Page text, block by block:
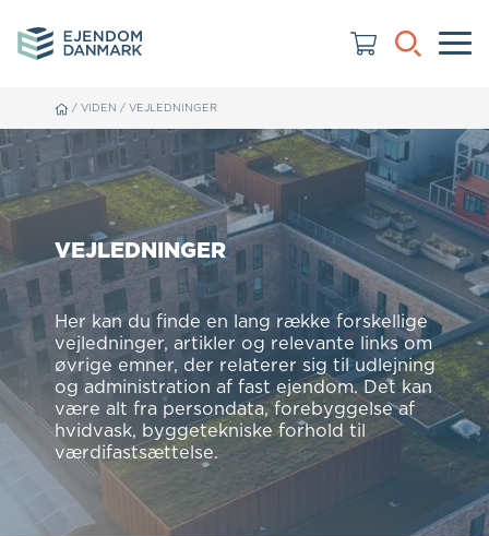
/ VIDEN / VEJLEDNINGER
VEJLEDNINGER
Her kan du finde en lang række forskellige
vejledninger, artikler og relevante links om
øvrige emner, der relaterer sig til udlejning
og administration af fast ejendom. Det kan
være alt fra persondata, forebyggelse af
hvidvask, byggetekniske forhold til
værdifastsættelse.